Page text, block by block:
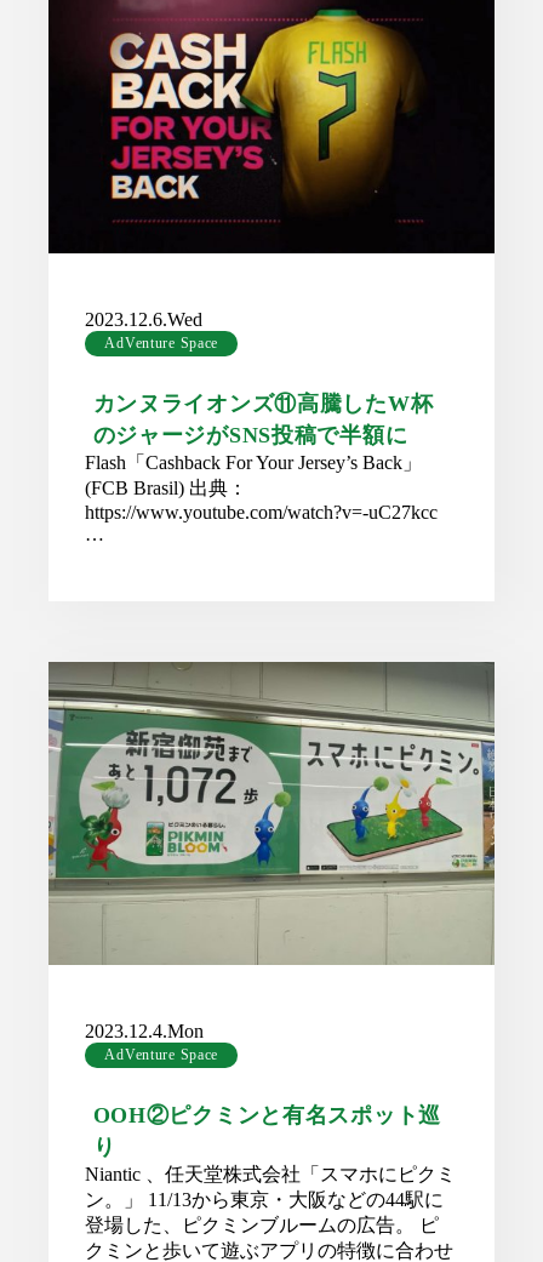
2023.12.6.Wed
AdVenture Space
カンヌライオンズ⑪高騰したW杯
のジャージがSNS投稿で半額に
Flash「Cashback For Your Jersey’s Back」
(FCB Brasil) 出典：
https://www.youtube.com/watch?v=-uC27kcc
…
2023.12.4.Mon
AdVenture Space
OOH②ピクミンと有名スポット巡
り
Niantic 、任天堂株式会社「スマホにピクミ
ン。」 11/13から東京・大阪などの44駅に
登場した、ピクミンブルームの広告。 ピ
クミンと歩いて遊ぶアプリの特徴に合わせ